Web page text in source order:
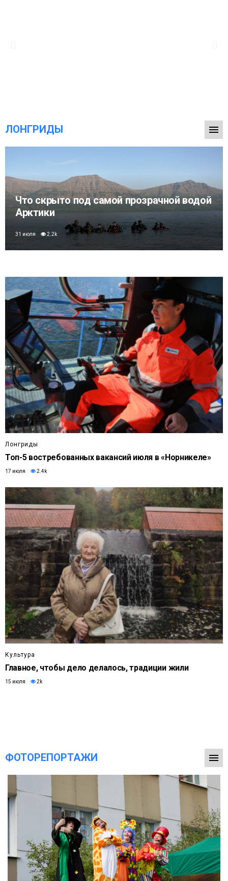
ЛОНГРИДЫ
Что скрыто под самой прозрачной водой
Арктики
31 июля 2.2k
Лонгриды
Топ-5 востребованных вакансий июля в «Норникеле»
17 июля 2.4k
Культура
Главное, чтобы дело делалось, традиции жили
15 июля 2k
ФОТОРЕПОРТАЖИ